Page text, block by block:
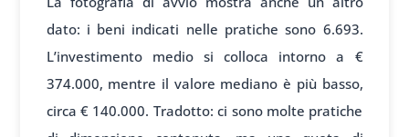
dato: i beni indicati nelle pratiche sono 6.693.
L’investimento medio si colloca intorno a €
374.000, mentre il valore mediano è più basso,
circa € 140.000. Tradotto: ci sono molte pratiche